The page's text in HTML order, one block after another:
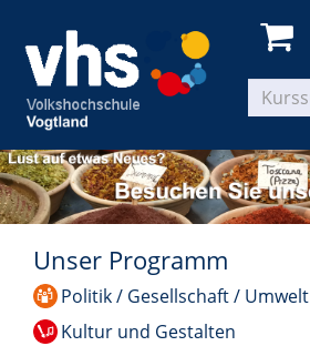
Unser Programm
Politik / Gesellschaft / Umwelt
Kultur und Gestalten